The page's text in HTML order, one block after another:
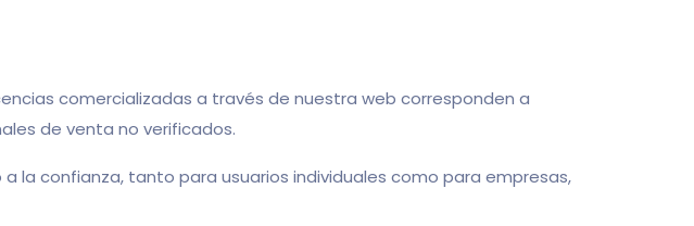
comercializadas a través de nuestra web corresponden a
de venta no verificados.
la confianza, tanto para usuarios individuales como para empresas,